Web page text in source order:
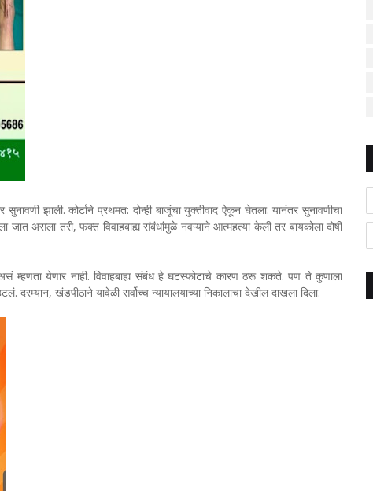
सुनावणी झाली. कोर्टाने प्रथमत: दोन्ही बाजूंचा युक्तीवाद ऐकून घेतला. यानंतर सुनावणीचा
असला तरी, फक्त विवाहबाह्य संबंधांमुळे नवऱ्याने आत्महत्या केली तर बायकोला दोषी
म्हणता येणार नाही. विवाहबाह्य संबंध हे घटस्फोटाचे कारण ठरू शकते. पण ते कुणाला
दरम्यान, खंडपीठाने यावेळी सर्वोच्च न्यायालयाच्या निकालाचा देखील दाखला दिला.